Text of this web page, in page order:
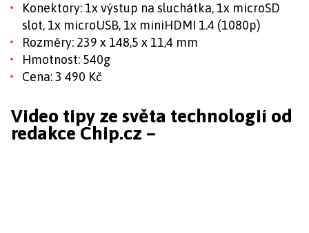
Konektory: 1x výstup na sluchátka, 1x microSD
slot, 1x microUSB, 1x miniHDMI 1.4 (1080p)
Rozměry: 239 x 148,5 x 11,4 mm
Hmotnost: 540g
Cena: 3 490 Kč
Video tipy ze světa technologií od
redakce Chip.cz –